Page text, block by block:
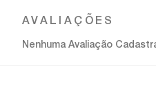
Nenhuma Avaliação